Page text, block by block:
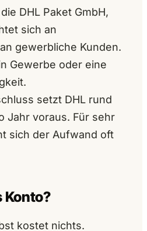
DHL Paket GmbH,
sich an
gewerbliche Kunden.
Gewerbe oder eine
setzt DHL rund
Jahr voraus. Für sehr
sich der Aufwand oft
Konto?
kostet nichts.